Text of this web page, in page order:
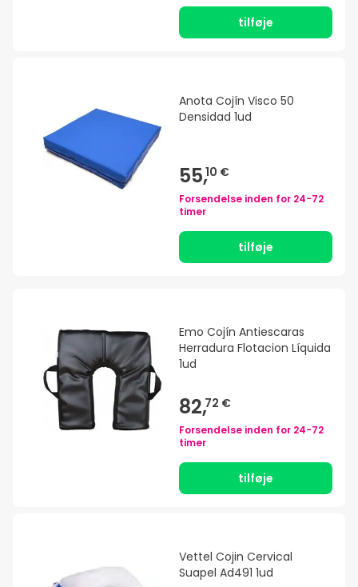
tilføje
Anota Cojín Visco 50
Densidad 1ud
55,10 €
Forsendelse inden for 24-72
timer
tilføje
Emo Cojín Antiescaras
Herradura Flotacion Líquida
1ud
82,72 €
Forsendelse inden for 24-72
timer
tilføje
Vettel Cojin Cervical
Suapel Ad491 1ud